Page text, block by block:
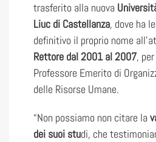
trasferito alla nuova
Liuc di Castellanza, dove ha
definitivo il proprio nome
Rettore dal 2001 al 2007,
Professore Emerito di
delle Risorse Umane.
“Non possiamo non citare la
dei suoi studi, che